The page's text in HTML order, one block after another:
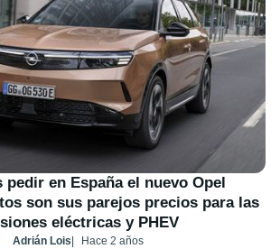
pedir en España el nuevo Opel
son sus parejos precios para las
eléctricas y PHEV
Adrián Lois Hace 2 años